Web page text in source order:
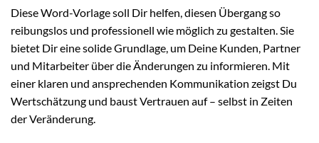
Diese Word-Vorlage soll Dir helfen, diesen Übergang so
reibungslos und professionell wie möglich zu gestalten. Sie
bietet Dir eine solide Grundlage, um Deine Kunden, Partner
und Mitarbeiter über die Änderungen zu informieren. Mit
einer klaren und ansprechenden Kommunikation zeigst Du
Wertschätzung und baust Vertrauen auf – selbst in Zeiten
der Veränderung.